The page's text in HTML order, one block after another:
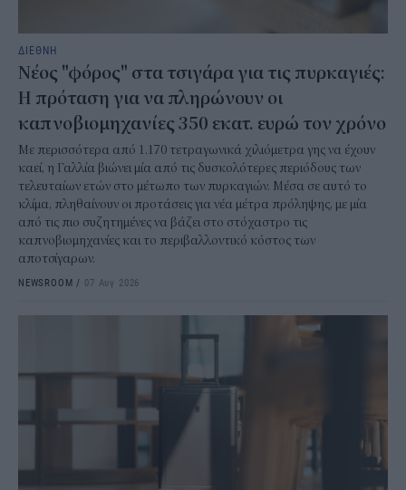
ΔΙΕΘΝΗ
Νέος "φόρος" στα τσιγάρα για τις πυρκαγιές:
Η πρόταση για να πληρώνουν οι
καπνοβιομηχανίες 350 εκατ. ευρώ τον χρόνο
Με περισσότερα από 1.170 τετραγωνικά χιλιόμετρα γης να έχουν
καεί, η Γαλλία βιώνει μία από τις δυσκολότερες περιόδους των
τελευταίων ετών στο μέτωπο των πυρκαγιών. Μέσα σε αυτό το
κλίμα, πληθαίνουν οι προτάσεις για νέα μέτρα πρόληψης, με μία
από τις πιο συζητημένες να βάζει στο στόχαστρο τις
καπνοβιομηχανίες και το περιβαλλοντικό κόστος των
αποτσίγαρων.
NEWSROOM / 07 Αυγ 2026